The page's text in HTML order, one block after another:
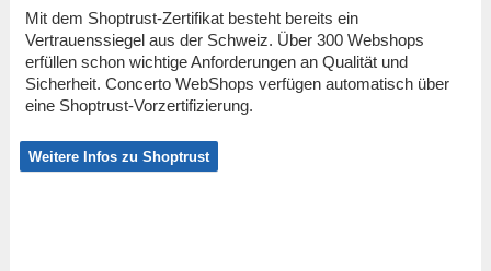
Mit dem Shoptrust-Zertifikat besteht bereits ein
Vertrauenssiegel aus der Schweiz. Über 300 Webshops
erfüllen schon wichtige Anforderungen an Qualität und
Sicherheit. Concerto WebShops verfügen automatisch über
eine Shoptrust-Vorzertifizierung.
Weitere Infos zu Shoptrust